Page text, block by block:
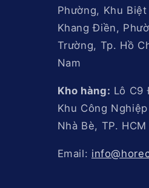
Phường, Khu
Khang Điền,
Trường, Tp. Hồ
Nam
Kho hàng: Lô C9
Khu Công
Nhà Bè, TP. HCM
Email: